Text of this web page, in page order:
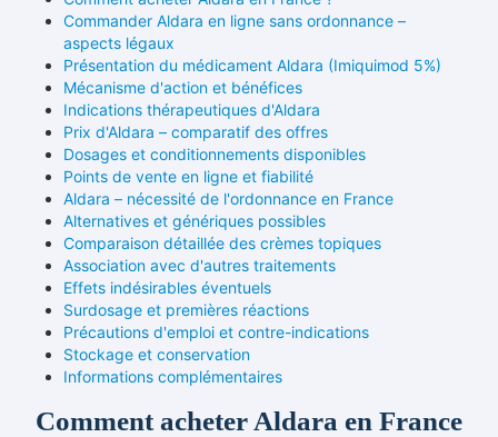
Commander Aldara en ligne sans ordonnance –
aspects légaux
Présentation du médicament Aldara (Imiquimod 5%)
Mécanisme d'action et bénéfices
Indications thérapeutiques d'Aldara
Prix d'Aldara – comparatif des offres
Dosages et conditionnements disponibles
Points de vente en ligne et fiabilité
Aldara – nécessité de l'ordonnance en France
Alternatives et génériques possibles
Comparaison détaillée des crèmes topiques
Association avec d'autres traitements
Effets indésirables éventuels
Surdosage et premières réactions
Précautions d'emploi et contre-indications
Stockage et conservation
Informations complémentaires
Comment acheter Aldara en France